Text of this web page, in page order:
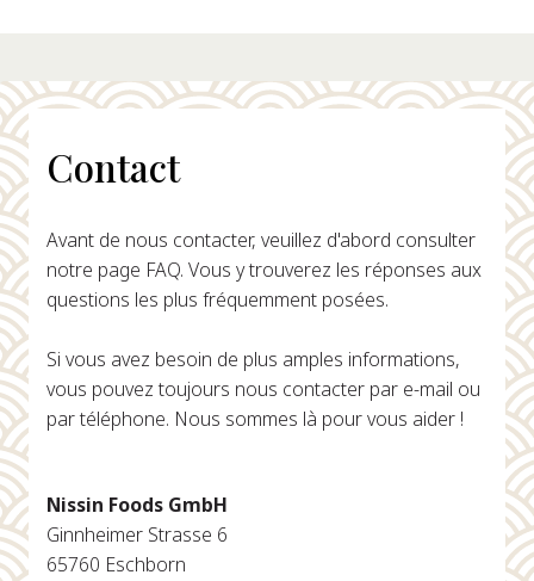
Contact
Avant de nous contacter, veuillez d'abord consulter
notre page FAQ. Vous y trouverez les réponses aux
questions les plus fréquemment posées.
Si vous avez besoin de plus amples informations,
vous pouvez toujours nous contacter par e-mail ou
par téléphone. Nous sommes là pour vous aider !
Nissin Foods GmbH
Ginnheimer Strasse 6
65760 Eschborn